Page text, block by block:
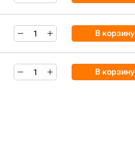
В корзину
В корзину